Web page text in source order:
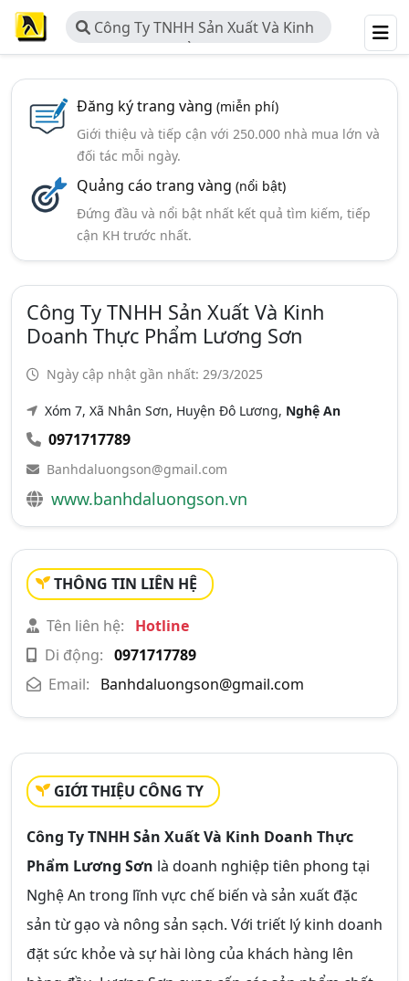
Công Ty TNHH Sản Xuất Và Kinh
Doanh Thực Phẩm Lương Sơn
Đăng ký trang vàng (miễn phí)
Giới thiệu và tiếp cận với 250.000 nhà mua lớn và
đối tác mỗi ngày.
Quảng cáo trang vàng (nổi bật)
Đứng đầu và nổi bật nhất kết quả tìm kiếm, tiếp
cận KH trước nhất.
Công Ty TNHH Sản Xuất Và Kinh
Doanh Thực Phẩm Lương Sơn
Ngày cập nhật gần nhất: 29/3/2025
Xóm 7, Xã Nhân Sơn, Huyện Đô Lương, Nghệ An
0971717789
Banhdaluongson@gmail.com
www.banhdaluongson.vn
THÔNG TIN LIÊN HỆ
Tên liên hệ:
Hotline
Di động: 0971717789
Email:
Banhdaluongson@gmail.com
GIỚI THIỆU CÔNG TY
Công Ty TNHH Sản Xuất Và Kinh Doanh Thực
Phẩm Lương Sơn là doanh nghiệp tiên phong tại
Nghệ An trong lĩnh vực chế biến và sản xuất đặc
sản từ gạo và nông sản sạch. Với triết lý kinh doanh
đặt sức khỏe và sự hài lòng của khách hàng lên